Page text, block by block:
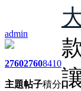
admin
2760
主題
2760
帖子
8410
積分